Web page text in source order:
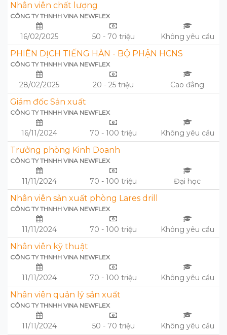
Nhân viên chất lượng
CÔNG TY THNHH VINA NEWFLEX
16/02/2025 50 - 70 triệu Không yêu cầu
PHIÊN DỊCH TIẾNG HÀN - BỘ PHẬN HCNS
CÔNG TY THNHH VINA NEWFLEX
28/02/2025 20 - 25 triệu Cao đẳng
Giám đốc Sản xuất
CÔNG TY THNHH VINA NEWFLEX
16/11/2024 70 - 100 triệu Không yêu cầu
Trưởng phòng Kinh Doanh
CÔNG TY THNHH VINA NEWFLEX
11/11/2024 70 - 100 triệu Đại học
Nhân viên sản xuất phòng Lares drill
CÔNG TY THNHH VINA NEWFLEX
11/11/2024 70 - 100 triệu Không yêu cầu
Nhân viên kỹ thuật
CÔNG TY THNHH VINA NEWFLEX
11/11/2024 70 - 100 triệu Không yêu cầu
Nhân viên quản lý sản xuất
CÔNG TY THNHH VINA NEWFLEX
11/11/2024 50 - 70 triệu Không yêu cầu